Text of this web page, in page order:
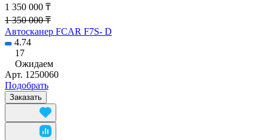
1 350 000 ₸
1 350 000 ₸
Автосканер FCAR F7S- D
4.74
17
Ожидаем
Арт. 1250060
Подобрать
Заказать